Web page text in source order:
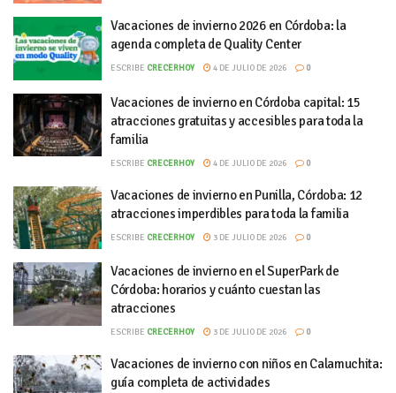
Vacaciones de invierno 2026 en Córdoba: la
agenda completa de Quality Center
ESCRIBE CRECERHOY 4 DE JULIO DE 2026 0
Vacaciones de invierno en Córdoba capital: 15
atracciones gratuitas y accesibles para toda la
familia
ESCRIBE CRECERHOY 4 DE JULIO DE 2026 0
Vacaciones de invierno en Punilla, Córdoba: 12
atracciones imperdibles para toda la familia
ESCRIBE CRECERHOY 3 DE JULIO DE 2026 0
Vacaciones de invierno en el SuperPark de
Córdoba: horarios y cuánto cuestan las
atracciones
ESCRIBE CRECERHOY 3 DE JULIO DE 2026 0
Vacaciones de invierno con niños en Calamuchita:
guía completa de actividades